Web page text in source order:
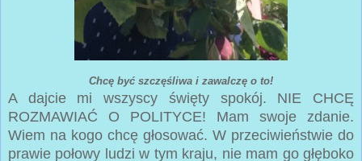
Chcę być szczęśliwa i zawalczę o to!
A dajcie mi wszyscy święty spokój. NIE CHCĘ
ROZMAWIAĆ O POLITYCE! Mam swoje zdanie.
Wiem na kogo chcę głosować. W przeciwieństwie do
prawie połowy ludzi w tym kraju, nie mam go głęboko